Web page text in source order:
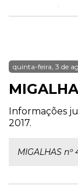
quinta-feira, 3 de
Informações
2017.
MIGALHAS nº